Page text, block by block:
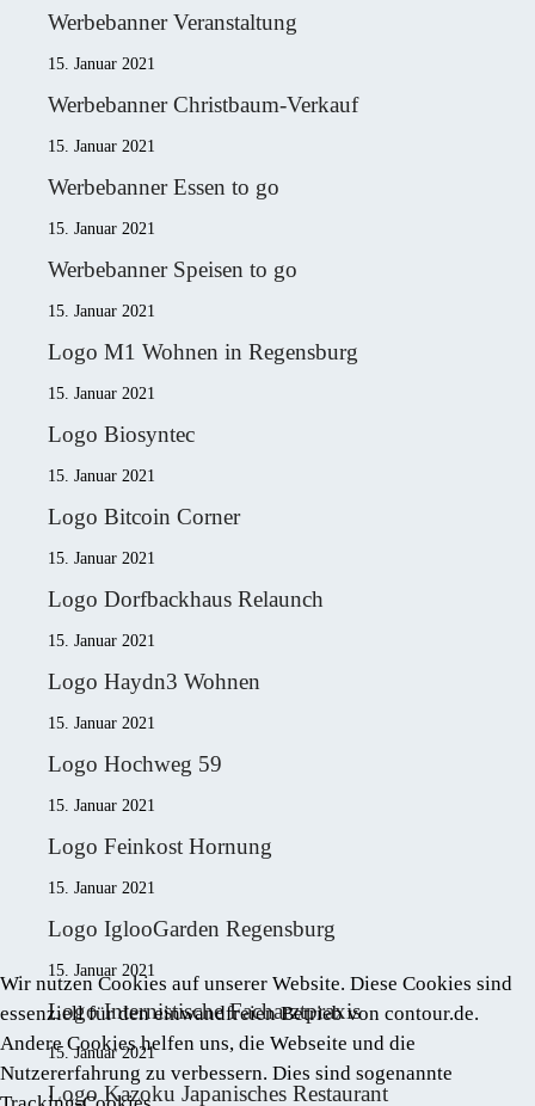
Werbebanner Veranstaltung
15. Januar 2021
Werbebanner Christbaum-Verkauf
15. Januar 2021
Werbebanner Essen to go
15. Januar 2021
Werbebanner Speisen to go
15. Januar 2021
Logo M1 Wohnen in Regensburg
15. Januar 2021
Logo Biosyntec
15. Januar 2021
Logo Bitcoin Corner
15. Januar 2021
Logo Dorfbackhaus Relaunch
15. Januar 2021
Logo Haydn3 Wohnen
15. Januar 2021
Logo Hochweg 59
15. Januar 2021
Logo Feinkost Hornung
15. Januar 2021
Logo IglooGarden Regensburg
15. Januar 2021
Logo Internistische Facharztpraxis
15. Januar 2021
Logo Kazoku Japanisches Restaurant
Wir nutzen Cookies auf unserer Website. Diese Cookies sind
essenziell für den einwandfreien Betrieb von contour.de.
Andere Cookies helfen uns, die Webseite und die
Nutzererfahrung zu verbessern. Dies sind sogenannte